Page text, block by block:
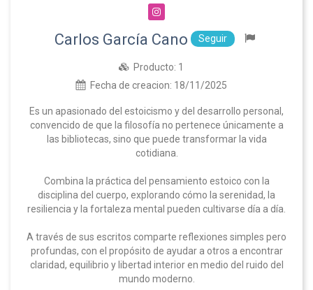
Carlos García Cano Seguir
Producto: 1
Fecha de creacion: 18/11/2025
Es un apasionado del estoicismo y del desarrollo personal,
convencido de que la filosofía no pertenece únicamente a
las bibliotecas, sino que puede transformar la vida
cotidiana.
Combina la práctica del pensamiento estoico con la
disciplina del cuerpo, explorando cómo la serenidad, la
resiliencia y la fortaleza mental pueden cultivarse día a día.
A través de sus escritos comparte reflexiones simples pero
profundas, con el propósito de ayudar a otros a encontrar
claridad, equilibrio y libertad interior en medio del ruido del
mundo moderno.